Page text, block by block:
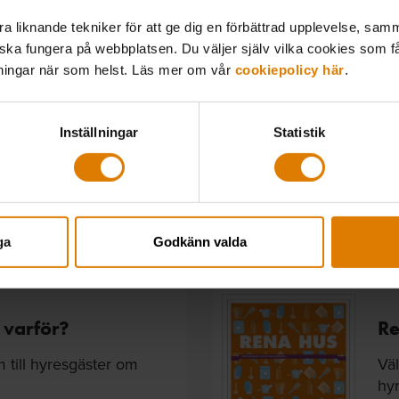
liknande tekniker för att ge dig en förbättrad upplevelse,
fungera på webbplatsen. Du väljer själv vilka cookies som
när som helst. Läs mer om vår cookiepolicy här.
Inställningar Statistik
Godkänn valda
– guide för
de regler...
LOGGA IN
varför?
till hyresgäster om